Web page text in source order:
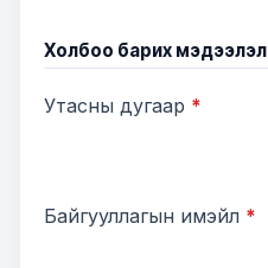
Холбоо барих мэдээлэл
Утасны дугаар *
Байгууллагын имэйл *